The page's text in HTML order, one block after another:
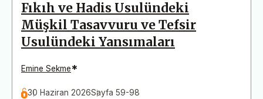
Fıkıh ve Hadis Usulündeki
Müşkil Tasavvuru ve Tefsir
Usulündeki Yansımaları
Emine Sekme*
30 Haziran 2026Sayfa 59-98